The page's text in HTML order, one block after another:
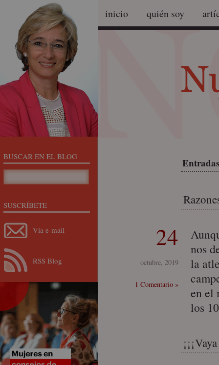
inicio quién soy
24
octubre, 2019
1 Comentario »
nos
la
en el
los
BUSCAR EN EL BLOG
SUSCRÍBETE
Vía e-mail
RSS Blog